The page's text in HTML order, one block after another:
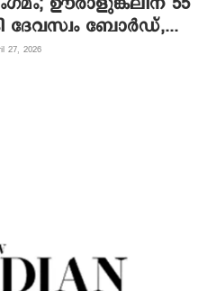
ദേവസ്വം ബോർഡ്,...
27, 2026